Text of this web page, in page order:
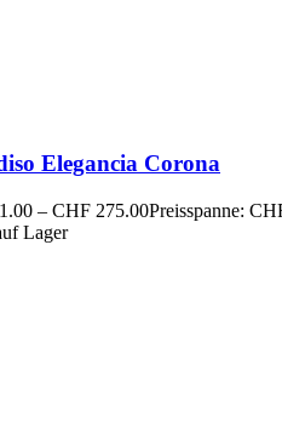
Elegancia Corona
– CHF 275.00Preisspanne:
Lager